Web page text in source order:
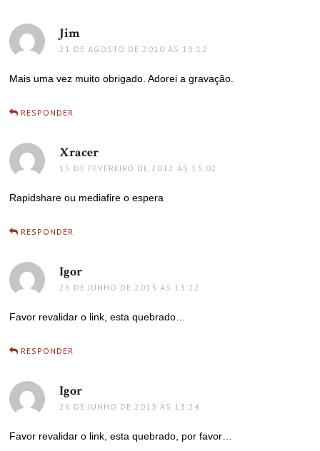
Jim
21 DE AGOSTO DE 2010 ÀS 13:12
Mais uma vez muito obrigado. Adorei a gravação.
RESPONDER
Xracer
15 DE FEVEREIRO DE 2012 ÀS 13:02
Rapidshare ou mediafire o espera
RESPONDER
Igor
26 DE JUNHO DE 2013 ÀS 13:22
Favor revalidar o link, esta quebrado…
RESPONDER
Igor
26 DE JUNHO DE 2013 ÀS 13:24
Favor revalidar o link, esta quebrado, por favor…